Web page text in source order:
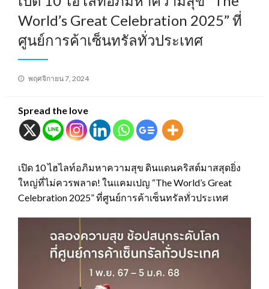
World’s Great Celebration 2025” ที่
ศูนย์การค้าเซ็นทรัลทั่วประเทศ
Posted
พฤศจิกายน 7, 2024
Spread the love
เปิด 10 ไฮไลท์อภิมหาความสุข ดินแดนคริสต์มาสสุดยิ่ง
ใหญ่ที่ไม่ควรพลาด! ในแคมเปญ “The World’s Great
Celebration 2025” ที่ศูนย์การค้าเซ็นทรัลทั่วประเทศ